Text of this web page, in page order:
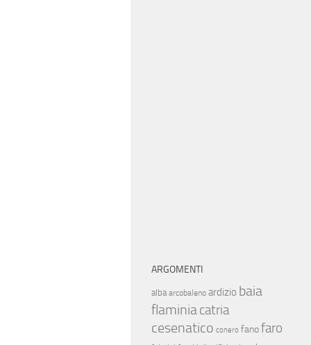
ARGOMENTI
alba arcobaleno ardizio baia
flaminia catria
cesenatico conero fanofaro